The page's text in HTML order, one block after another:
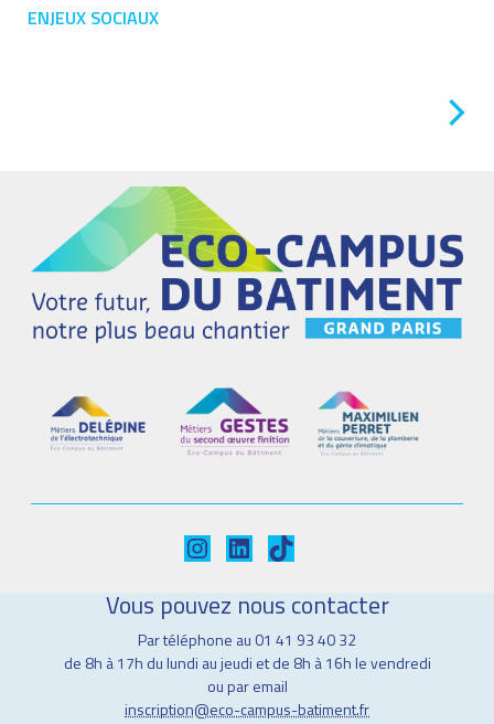
ENJEUX SOCIAUX
Instagram
LinkedIn
TikTok
Vous pouvez nous contacter
Par téléphone au 01 41 93 40 32
de 8h à 17h du lundi au jeudi et de 8h à 16h le vendredi
ou par email
inscription@eco-campus-batiment.fr